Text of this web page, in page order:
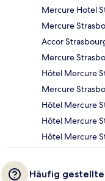
Mercure Hotel
Mercure
Accor
Mercure
Hôtel Mercure
Mercure
Hôtel Mercure
Hôtel Mercure
Hôtel Mercure
Häufig gestellte